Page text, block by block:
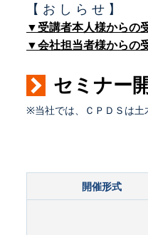
【 お し ら せ 】
▼受講者本人様からの
▼会社担当者様からの
セミナー
※当社では、ＣＰＤＳは土
開催形式